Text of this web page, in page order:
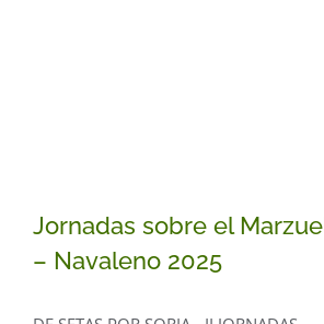
Jornadas sobre el
– Navaleno 2025